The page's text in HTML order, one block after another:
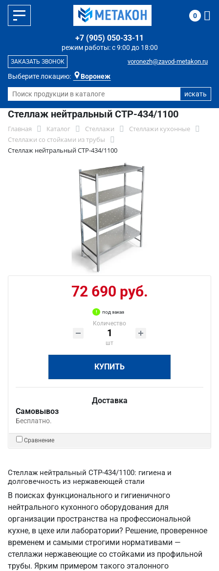
Выберите локацию: Воронеж
режим работы: с 9:00 до 18:00
+7 (905) 050-33-11
voronezh@zavod-metakon.ru
ЗАКАЗАТЬ ЗВОНОК
0
Стеллаж нейтральный СТР-434/1100
Главная Каталог Стеллажи
Стеллажи кухонные
Стеллажи со стойками из трубы
Стеллаж нейтральный СТР-434/1100
72 690 руб.
под заказ
Количество
шт
КУПИТЬ
Доставка
Самовывоз
Бесплатно.
Сравнение
Стеллаж нейтральный СТР-434/1100: гигиена и
долговечность из нержавеющей стали
В поисках функционального и гигиеничного
нейтрального кухонного оборудования для
организации пространства на профессиональной
кухне, в цехе или лаборатории? Решение, проверенное
временем и самыми строгими нормативами —
стеллажи нержавеющие со стойками из профильной
трубы. Ярким примером такого эталонного